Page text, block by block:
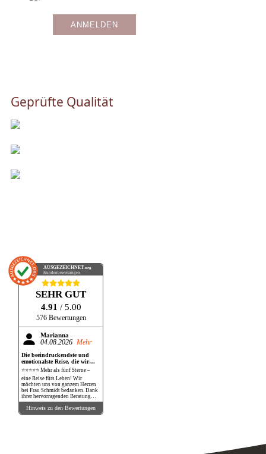
Geprüfte Qualität
AUSGEZEICHNET.org
Kundenbewertungen
SEHR GUT
4.91 / 5.00
576 Bewertungen
Marianna
04.08.2026 Mehr
Die beeindruckendste und
emotionalste Reise, die wir
bisher gemacht haben!
⭐⭐⭐⭐⭐ Mehr als fünf Sterne –
eine Reise fürs Leben! Wir
möchten uns von ganzem Herzen
bei Frau Schmidt bedanken. Dank
ihrer hervorragenden Beratung
und perfekten Organisation
durften wir eine Reise erleben, die
unsere Erwartungen in jeder
Hinweis zu den Bewertungen